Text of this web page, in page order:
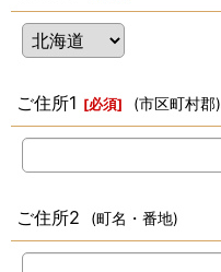
ご住所1 [必須] (市区町村郡)
ご住所2 (町名・番地)